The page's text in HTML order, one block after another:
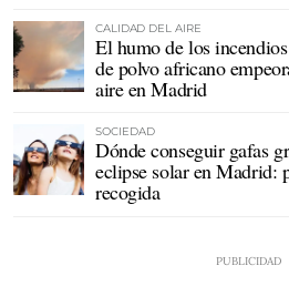
CALIDAD DEL AIRE
El humo de los
de polvo africano
aire en Madrid
SOCIEDAD
Dónde conseguir gafas
eclipse solar en Madrid:
recogida